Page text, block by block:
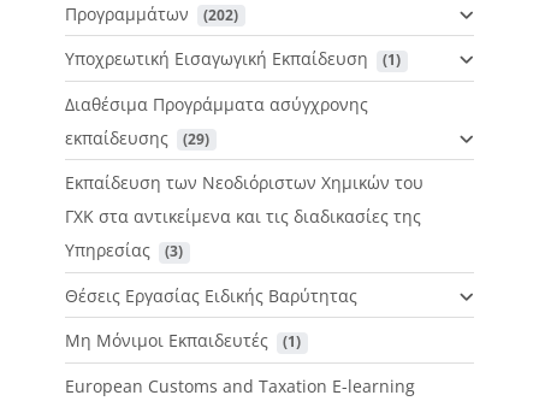
Προγραμμάτων
(202)
Υποχρεωτική Εισαγωγική Εκπαίδευση (1)
Διαθέσιμα Προγράμματα ασύγχρονης
εκπαίδευσης
(29)
Εκπαίδευση των Νεοδιόριστων Χημικών του
ΓΧΚ στα αντικείμενα και τις διαδικασίες της
Υπηρεσίας
(3)
Θέσεις Εργασίας Ειδικής Βαρύτητας
Μη Μόνιμοι Εκπαιδευτές
(1)
European Customs and Taxation E-learning